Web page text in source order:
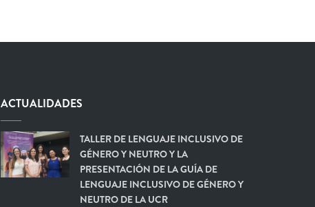
ACTUALIDADES
TALLER DE LENGUAJE INCLUSIVO DE
GÉNERO Y NEUTRO Y LA
PRESENTACIÓN DE LA GUÍA DE
LENGUAJE INCLUSIVO DE GÉNERO Y
NEUTRO DE LA UCR